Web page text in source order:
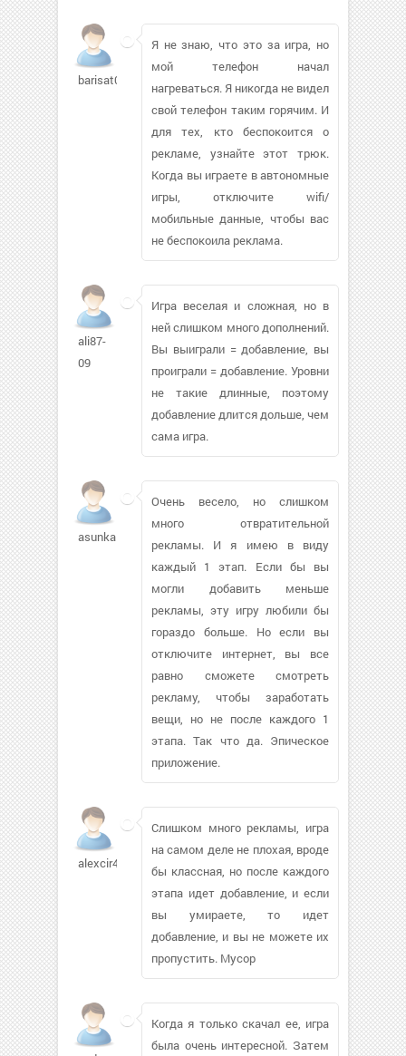
barisat05
Я не знаю, что это за игра, но
мой телефон начал
нагреваться. Я никогда не видел
свой телефон таким горячим. И
для тех, кто беспокоится о
рекламе, узнайте этот трюк.
Когда вы играете в автономные
игры, отключите wifi/
мобильные данные, чтобы вас
не беспокоила реклама.
ali87-
09
Игра веселая и сложная, но в
ней слишком много дополнений.
Вы выиграли = добавление, вы
проиграли = добавление. Уровни
не такие длинные, поэтому
добавление длится дольше, чем
сама игра.
asunka
Очень весело, но слишком
много отвратительной
рекламы. И я имею в виду
каждый 1 этап. Если бы вы
могли добавить меньше
рекламы, эту игру любили бы
гораздо больше. Но если вы
отключите интернет, вы все
равно сможете смотреть
рекламу, чтобы заработать
вещи, но не после каждого 1
этапа. Так что да. Эпическое
приложение.
alexcir444
Слишком много рекламы, игра
на самом деле не плохая, вроде
бы классная, но после каждого
этапа идет добавление, и если
вы умираете, то идет
добавление, и вы не можете их
пропустить. Мусор
Когда я только скачал ее, игра
была очень интересной. Затем